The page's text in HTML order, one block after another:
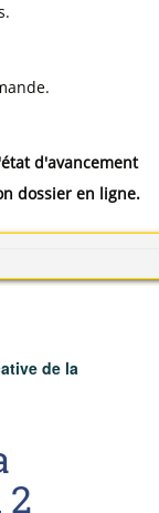
d'avancement
dossier en ligne.
de la
2